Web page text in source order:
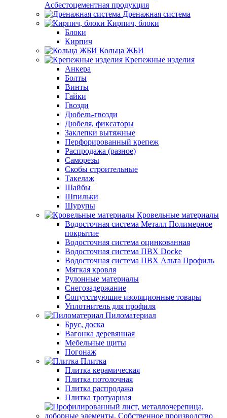
Асбестоцементная продукция
Дренажная система
Кирпич, блоки
Блоки
Кирпич
Кольца ЖБИ
Крепежные изделия
Анкера
Болты
Винты
Гайки
Гвозди
Дюбель-гвозди
Дюбеля, фиксаторы
Заклепки вытяжные
Перфорированный крепеж
Распродажа (разное)
Саморезы
Скобы строительные
Такелаж
Шайбы
Шпильки
Шурупы
Кровельные материалы
Водосточная система Металл Полимерное
покрытие
Водосточная система оцинкованная
Водосточная система ПВХ Docke
Водосточная система ПВХ Альта Профиль
Мягкая кровля
Рулонные материалы
Снегозадержание
Сопутствуюшие изоляционные товары
Уплотнитель для профиля
Пиломатериал
Брус, доска
Вагонка деревянная
Мебельные щиты
Погонаж
Плитка
Плитка керамическая
Плитка потолочная
Плитка распродажа
Плитка тротуарная